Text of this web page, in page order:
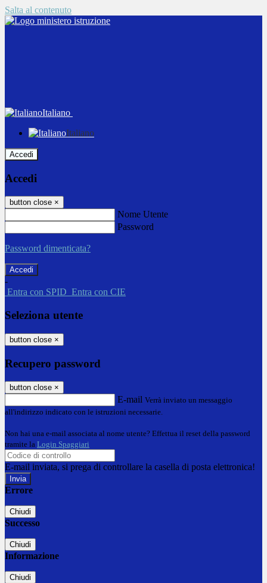
Salta al contenuto
Italiano
Italiano
Accedi
Accedi
button close ×
Nome Utente
Password
Password dimenticata?
-
Entra con SPID Entra con CIE
Seleziona utente
button close ×
Recupero password
button close ×
E-mail Verrà inviato un messaggio
all'indirizzo indicato con le istruzioni necessarie.
Non hai una e-mail associata al nome utente? Effettua il reset della password
tramite la Login Spaggiari
E-mail inviata, si prega di controllare la casella di posta elettronica!
Errore
Chiudi
Successo
Chiudi
Informazione
Chiudi